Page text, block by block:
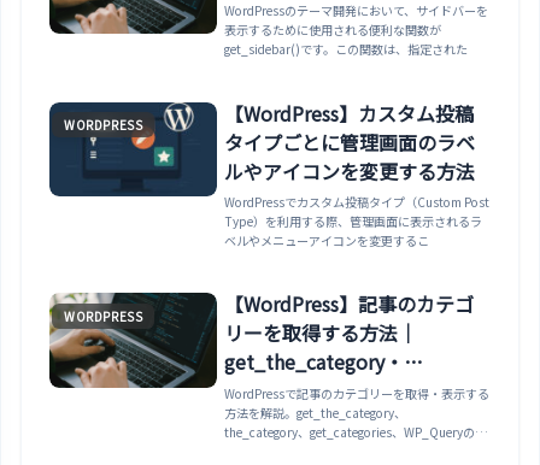
WordPressのテーマ開発において、サイドバーを
表示するために使用される便利な関数が
get_sidebar()です。この関数は、指定された
WORDPRESS
【WordPress】カスタム投稿
タイプごとに管理画面のラベ
ルやアイコンを変更する方法
WordPressでカスタム投稿タイプ（Custom Post
Type）を利用する際、管理画面に表示されるラ
ベルやメニューアイコンを変更するこ
WORDPRESS
【WordPress】記事のカテゴ
リーを取得する方法｜
get_the_category・
the_category・WP_Query・
カスタムタクソノミー完全ガ
イド
WordPressで記事のカテゴリーを取得・表示する
方法を解説。get_the_category、
the_category、get_categories、WP_Queryのカ